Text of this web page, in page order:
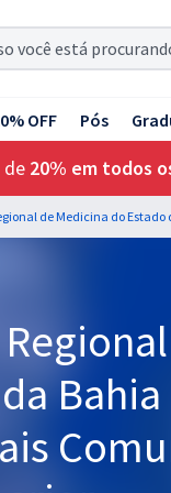
OFF Pós
de 20% em todos
Bahia